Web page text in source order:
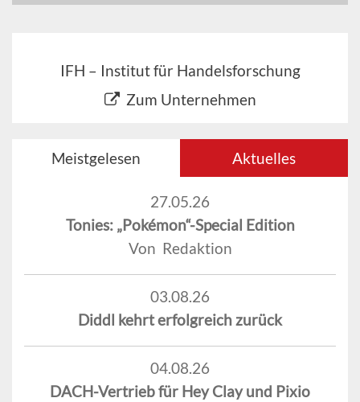
IFH – Institut für Handelsforschung
Zum Unternehmen
Meistgelesen Aktuelles
27.05.26
Tonies: „Pokémon“-Special Edition
Von Redaktion
03.08.26
Diddl kehrt erfolgreich zurück
04.08.26
DACH-Vertrieb für Hey Clay und Pixio